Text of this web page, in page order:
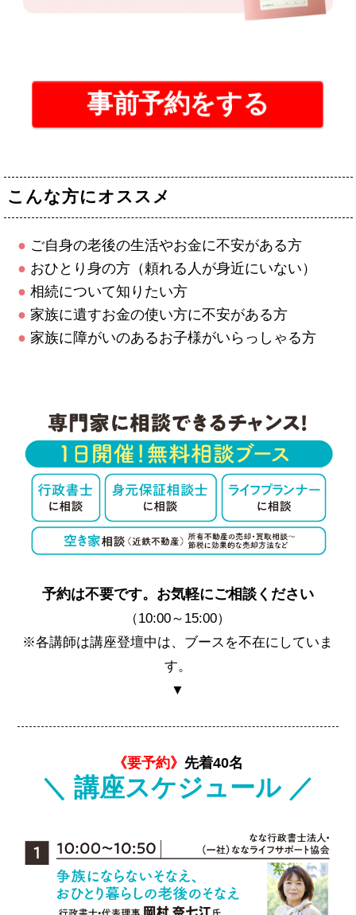
事前予約をする
こんな方にオススメ
● ご自身の老後の生活やお金に不安がある方
● おひとり身の方（頼れる人が身近にいない）
● 相続について知りたい方
● 家族に遺すお金の使い方に不安がある方
● 家族に障がいのあるお子様がいらっしゃる方
予約は不要です。お気軽にご相談ください
（10:00～15:00）
※各講師は講座登壇中は、ブースを不在にしていま
す。
▼
《要予約》 先着40名
＼ 講座スケジュール ／